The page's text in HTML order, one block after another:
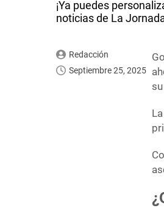
¡Ya puedes
noticias de La
Redacción
Septiembre 25, 2025